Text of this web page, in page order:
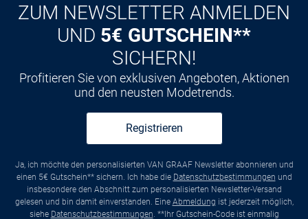
ZUM NEWSLETTER ANMELDEN
UND 5€ GUTSCHEIN**
SICHERN!
Profitieren Sie von exklusiven Angeboten, Aktionen
und den neusten Modetrends.
Registrieren
Ja, ich möchte den personalisierten VAN GRAAF Newsletter abonnieren und
einen 5€ Gutschein** sichern. Ich habe die Datenschutzbestimmungen und
insbesondere den Abschnitt zum personalisierten Newsletter-Versand
gelesen und bin damit einverstanden. Eine Abmeldung ist jederzeit möglich,
siehe Datenschutzbestimmungen. **Ihr Gutschein-Code ist einmalig